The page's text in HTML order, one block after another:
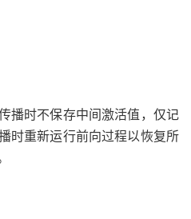
播时不保存中间激活值，仅记
时重新运行前向过程以恢复所